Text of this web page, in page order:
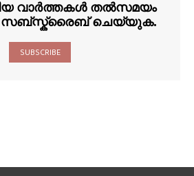
വാർത്തകൾ തൽസമയം
സബ്സ്ക്രൈബ് ചെയ്യുക.
SUBSCRIBE